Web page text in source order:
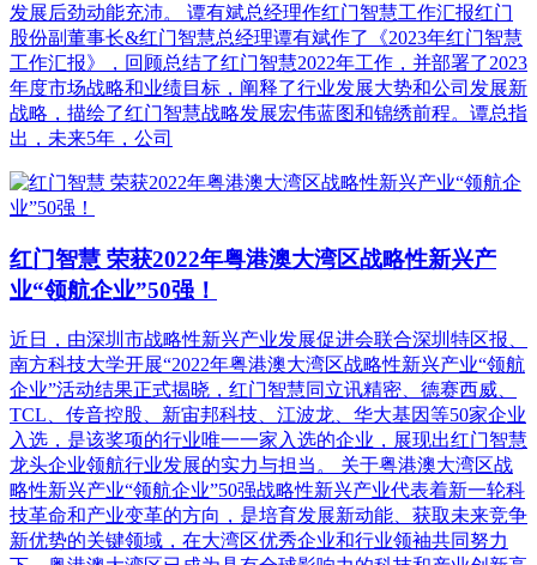
发展后劲动能充沛。 谭有斌总经理作红门智慧工作汇报红门
股份副董事长&红门智慧总经理谭有斌作了《2023年红门智慧
工作汇报》，回顾总结了红门智慧2022年工作，并部署了2023
年度市场战略和业绩目标，阐释了行业发展大势和公司发展新
战略，描绘了红门智慧战略发展宏伟蓝图和锦绣前程。谭总指
出，未来5年，公司
红门智慧 荣获2022年粤港澳大湾区战略性新兴产
业“领航企业”50强！
近日，由深圳市战略性新兴产业发展促进会联合深圳特区报、
南方科技大学开展“2022年粤港澳大湾区战略性新兴产业“领航
企业”活动结果正式揭晓，红门智慧同立讯精密、德赛西威、
TCL、传音控股、新宙邦科技、江波龙、华大基因等50家企业
入选，是该奖项的行业唯一一家入选的企业，展现出红门智慧
龙头企业领航行业发展的实力与担当。 关于粤港澳大湾区战
略性新兴产业“领航企业”50强战略性新兴产业代表着新一轮科
技革命和产业变革的方向，是培育发展新动能、获取未来竞争
新优势的关键领域，在大湾区优秀企业和行业领袖共同努力